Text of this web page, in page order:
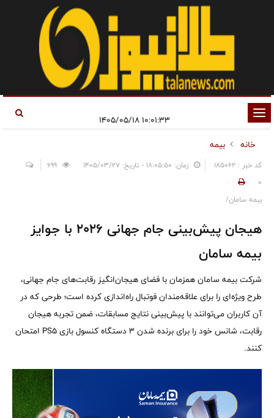
تغییر
وضعیت
ناوبری
خانه
بیمه
کد خبر : 185062 زمان: ۱۸:۰۵:۵۰ - تاریخ: ۱۴۰۵/۰۳/۲۷
0
بیمه سامان/
هیجان پیش‌بینی جام جهانی 2026 با جوایز
بیمه سامان
شرکت بیمه سامان همزمان با فضای هیجان‌انگیز رقابت‌های جام جهانی،
طرح ویژه‌ای را برای علاقه‌مندان فوتبال راه‌اندازی کرده است؛ طرحی که در
آن کاربران می‌توانند با پیش‌بینی نتایج مسابقات، ضمن تجربه هیجان
رقابت، شانس خود را برای برنده شدن 3 دستگاه کنسول بازی PS5 امتحان
کنند.